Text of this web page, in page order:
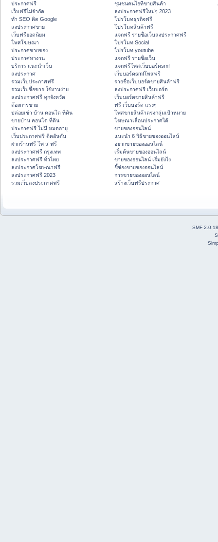
ประกาศฟรี
เว็บฟรีไม่จำกัด
ทำ SEO ติด Google
ลงประกาศขาย
เว็บฟรียอดนิยม
โพสโฆษณา
ประกาศขายของ
ประกาศหางาน
บริการ แนะนำเว็บ
ลงประกาศ
รวมเว็บประกาศฟรี
รวมเว็บซื้อขาย ใช้งานง่าย
ลงประกาศฟรี ทุกจังหวัด
ต้องการขาย
ปล่อยเช่า บ้าน คอนโด ที่ดิน
ขายบ้าน คอนโด ที่ดิน
ประกาศฟรี ไม่มี หมดอายุ
เว็บประกาศฟรี ติดอันดับ
ฝากร้านฟรี โพ ส ฟรี
ลงประกาศฟรี กรุงเทพ
ลงประกาศฟรี ทั่วไทย
ลงประกาศโฆษณาฟรี
ลงประกาศฟรี 2023
รวมเว็บลงประกาศฟรี
ชุมชนคนไอทีขายสินค้า
ลงประกาศฟรีใหม่ๆ 2023
โปรโมทธุรกิจฟรี
โปรโมทสินค้าฟรี
แจกฟรี รายชื่อเว็บลงประกาศฟรี
โปรโมท Social
โปรโมท youtube
แจกฟรี รายชื่อเว็บ
แจกฟรีโพสเว็บบอร์ดsmf
เว็บบอร์ดsmfโพสฟรี
รายชื่อเว็บบอร์ดขายสินค้าฟรี
ลงประกาศฟรี เว็บบอร์ด
เว็บบอร์ดขายสินค้าฟรี
ฟรี เว็บบอร์ด แรงๆ
โพสขายสินค้าตรงกลุ่มเป้าหมาย
โฆษณาเลื่อนประกาศได้
ขายของออนไลน์
แนะนำ 6 วิธีขายของออนไลน์
อยากขายของออนไลน์
เริ่มต้นขายของออนไลน์
ขายของออนไลน์ เริ่มยังไง
ชี้ช่องขายของออนไลน์
การขายของออนไลน์
สร้างเว็บฟรีประกาศ
SMF 2.0.18